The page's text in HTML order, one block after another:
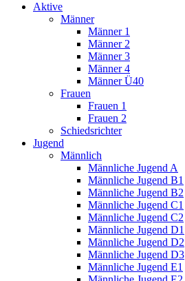
Aktive
Männer
Männer 1
Männer 2
Männer 3
Männer 4
Männer Ü40
Frauen
Frauen 1
Frauen 2
Schiedsrichter
Jugend
Männlich
Männliche Jugend A
Männliche Jugend B1
Männliche Jugend B2
Männliche Jugend C1
Männliche Jugend C2
Männliche Jugend D1
Männliche Jugend D2
Männliche Jugend D3
Männliche Jugend E1